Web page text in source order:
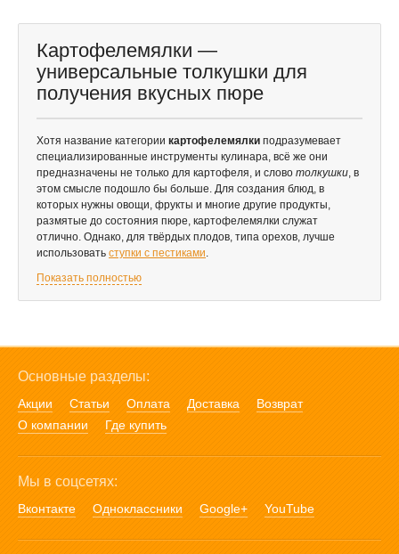
Картофелемялки —
универсальные толкушки для
получения вкусных пюре
Хотя название категории картофелемялки подразумевает
специализированные инструменты кулинара, всё же они
предназначены не только для картофеля, и слово толкушки, в
этом смысле подошло бы больше. Для создания блюд, в
которых нужны овощи, фрукты и многие другие продукты,
размятые до состояния пюре, картофелемялки служат
отлично. Однако, для твёрдых плодов, типа орехов, лучше
использовать ступки с пестиками.
Показать полностью
Основные разделы:
Акции Статьи Оплата Доставка
Возврат
О компании
Где купить
Мы в соцсетях:
Вконтакте Одноклассники Google+ YouTube